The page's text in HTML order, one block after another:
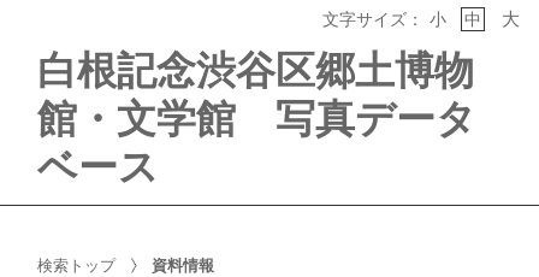
白根記念渋谷区郷土博物
館・文学館 写真データ
ベース
文字サイズ： 小 中 大
検索トップ 資料情報